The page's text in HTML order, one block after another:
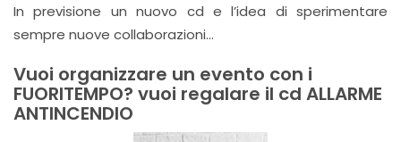
In previsione un nuovo cd e l’idea di sperimentare
sempre nuove collaborazioni…
Vuoi organizzare un evento con i
FUORITEMPO? vuoi regalare il cd ALLARME
ANTINCENDIO